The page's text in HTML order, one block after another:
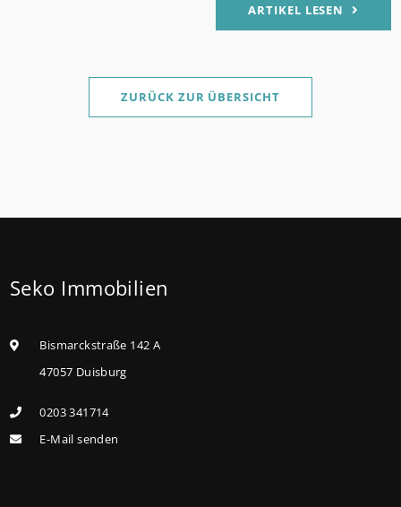
35 Jahren Laufzeit und 10 Jahren Zinsbindung
Sanierung in Einzelmaßnahmen ab sofort möglich
kaufen, die sie selbst bewohnen und sanieren,
höheren Kreditbetrag bei der KfW beantragen. Für
Familien mit einem Kind steigt der
Euro, für Familien mit zwei Kindern auf 160.000 Euro
(vorher: 125.000 Euro) und für Familien mit drei und
ARTIKEL LESEN
ZURÜCK ZUR ÜBERSICHT
Seko Immobilien
Bismarckstraße 142 A
47057 Duisburg
0203 341714
E-Mail senden